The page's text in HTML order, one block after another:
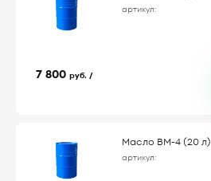
артикул:
7 800 руб. /
Масло ВМ-4 (20 л)
артикул: